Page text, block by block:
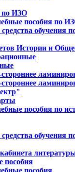
по ИЗО
пособия по
обучения
Истории и
пособия по
обучения
пособия
пособия